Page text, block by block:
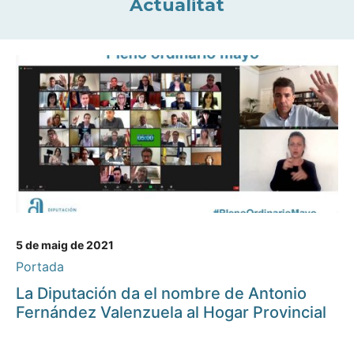
Actualitat
5 de maig de 2021
Portada
La Diputación da el nombre de Antonio
Fernández Valenzuela al Hogar Provincial